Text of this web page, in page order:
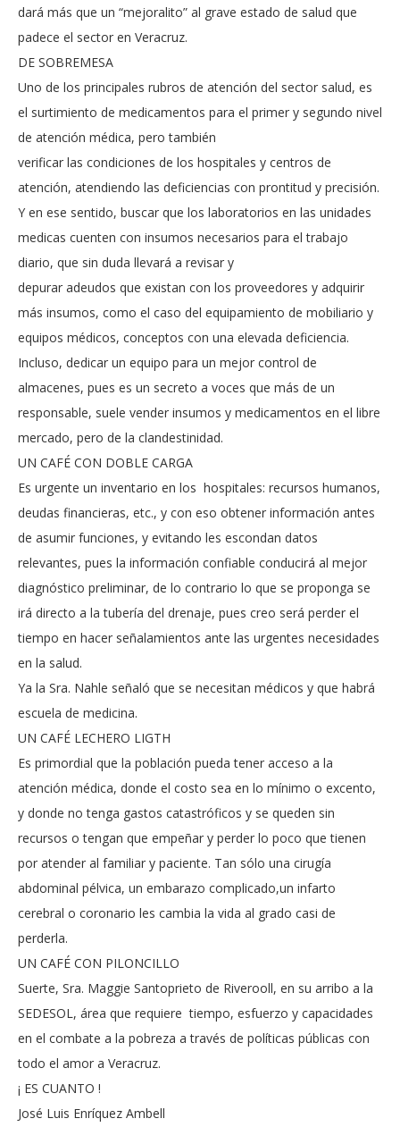
dará más que un “mejoralito” al grave estado de salud que
padece el sector en Veracruz.
DE SOBREMESA
Uno de los principales rubros de atención del sector salud, es
el surtimiento de medicamentos para el primer y segundo nivel
de atención médica, pero también
verificar las condiciones de los hospitales y centros de
atención, atendiendo las deficiencias con prontitud y precisión.
Y en ese sentido, buscar que los laboratorios en las unidades
medicas cuenten con insumos necesarios para el trabajo
diario, que sin duda llevará a revisar y
depurar adeudos que existan con los proveedores y adquirir
más insumos, como el caso del equipamiento de mobiliario y
equipos médicos, conceptos con una elevada deficiencia.
Incluso, dedicar un equipo para un mejor control de
almacenes, pues es un secreto a voces que más de un
responsable, suele vender insumos y medicamentos en el libre
mercado, pero de la clandestinidad.
UN CAFÉ CON DOBLE CARGA
Es urgente un inventario en los hospitales: recursos humanos,
deudas financieras, etc., y con eso obtener información antes
de asumir funciones, y evitando les escondan datos
relevantes, pues la información confiable conducirá al mejor
diagnóstico preliminar, de lo contrario lo que se proponga se
irá directo a la tubería del drenaje, pues creo será perder el
tiempo en hacer señalamientos ante las urgentes necesidades
en la salud.
Ya la Sra. Nahle señaló que se necesitan médicos y que habrá
escuela de medicina.
UN CAFÉ LECHERO LIGTH
Es primordial que la población pueda tener acceso a la
atención médica, donde el costo sea en lo mínimo o excento,
y donde no tenga gastos catastróficos y se queden sin
recursos o tengan que empeñar y perder lo poco que tienen
por atender al familiar y paciente. Tan sólo una cirugía
abdominal pélvica, un embarazo complicado,un infarto
cerebral o coronario les cambia la vida al grado casi de
perderla.
UN CAFÉ CON PILONCILLO
Suerte, Sra. Maggie Santoprieto de Riverooll, en su arribo a la
SEDESOL, área que requiere tiempo, esfuerzo y capacidades
en el combate a la pobreza a través de políticas públicas con
todo el amor a Veracruz.
¡ ES CUANTO !
José Luis Enríquez Ambell